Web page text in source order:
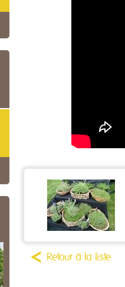
Retour à la liste